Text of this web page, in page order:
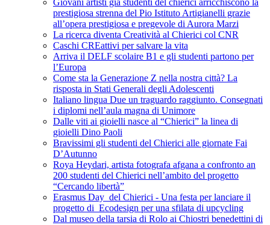
Giovani artisti già studenti del chierici arricchiscono la
prestigiosa strenna del Pio Istituto Artigianelli grazie
all’opera prestigiosa e pregevole di Aurora Marzi
La ricerca diventa Creatività al Chierici col CNR
Caschi CREattivi per salvare la vita
Arriva il DELF scolaire B1 e gli studenti partono per
l’Europa
Come sta la Generazione Z nella nostra città? La
risposta in Stati Generali degli Adolescenti
Italiano lingua Due un traguardo raggiunto. Consegnati
i diplomi nell’aula magna di Unimore
Dalle viti ai gioielli nasce al “Chierici” la linea di
gioielli Dino Paoli
Bravissimi gli studenti del Chierici alle giornate Fai
D’Autunno
Roya Heydari, artista fotografa afgana a confronto an
200 studenti del Chierici nell’ambito del progetto
“Cercando libertà”
Erasmus Day del Chierici - Una festa per lanciare il
progetto di Ecodesign per una sfilata di upcycling
Dal museo della tarsia di Rolo ai Chiostri benedettini di